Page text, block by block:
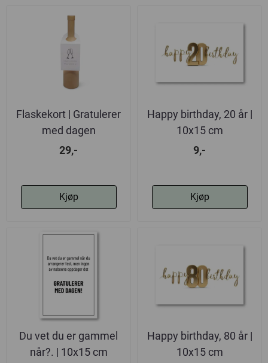
Flaskekort | Gratulerer
med dagen
29,-
Kjøp
Happy birthday, 20 år |
10x15 cm
9,-
Kjøp
Du vet du er gammel
når?. | 10x15 cm
Happy birthday, 80 år |
10x15 cm